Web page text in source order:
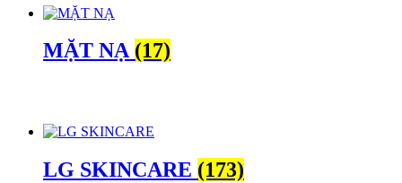
MẶT NẠ (17)
LG SKINCARE (173)